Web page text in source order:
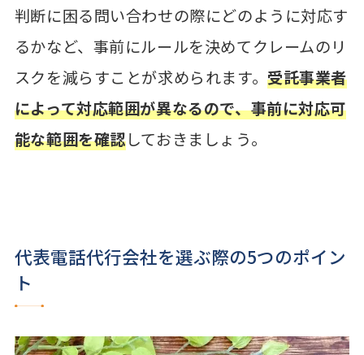
判断に困る問い合わせの際にどのように対応す
るかなど、事前にルールを決めてクレームのリ
スクを減らすことが求められます。受託事業者
によって対応範囲が異なるので、事前に対応可
能な範囲を確認しておきましょう。
代表電話代行会社を選ぶ際の5つのポイン
ト